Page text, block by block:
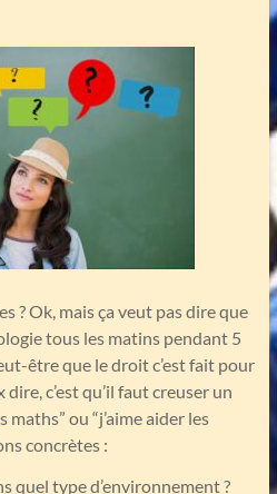
? Ok, mais ça veut pas dire que
tous les matins pendant 5
être que le droit c’est fait pour
c’est qu’il faut creuser un
maths” ou “j’aime aider les
concrètes :
quel type d’environnement ?